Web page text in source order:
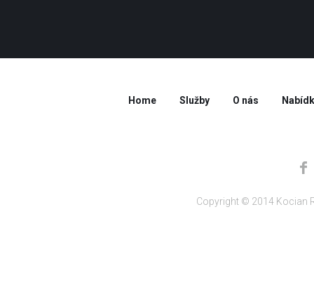
Home Služby O nás
Copyright © 2014 Kocian